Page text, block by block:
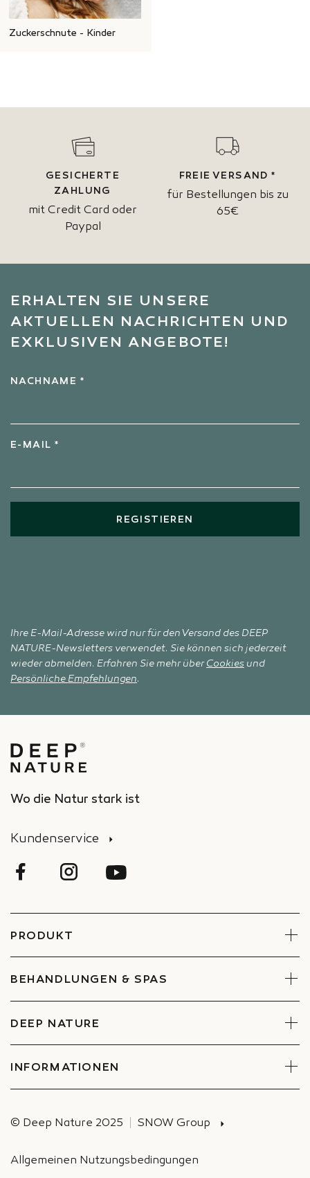
Zuckerschnute - Kinder
GESICHERTE
ZAHLUNG
mit Credit Card oder
Paypal
FREIE VERSAND *
für Bestellungen bis zu
65€
ERHALTEN SIE UNSERE
AKTUELLEN NACHRICHTEN UND
EXKLUSIVEN ANGEBOTE!
NACHNAME *
E-MAIL *
REGISTIEREN
Ihre E-Mail-Adresse wird nur für den Versand des DEEP
NATURE-Newsletters verwendet. Sie können sich jederzeit
wieder abmelden. Erfahren Sie mehr überCookies und
Persönliche Empfehlungen.
Wo die Natur stark ist
Kundenservice
PRODUKT
Gesicht
Körper
Sets
BEHANDLUNGEN & SPAS
Behandlungen reservieren
Spa finden
DEEP NATURE
Engagements
Unternehmen und Betriebsrat
INFORMATIONEN
Versand
© Deep Nature 2025 SNOW Group
Allgemeinen Nutzungsbedingungen